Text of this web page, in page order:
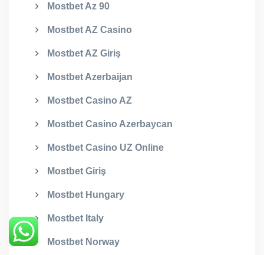
Mostbet Az 90
Mostbet AZ Casino
Mostbet AZ Giriş
Mostbet Azerbaijan
Mostbet Casino AZ
Mostbet Casino Azerbaycan
Mostbet Casino UZ Online
Mostbet Giriş
Mostbet Hungary
Mostbet Italy
Mostbet Norway